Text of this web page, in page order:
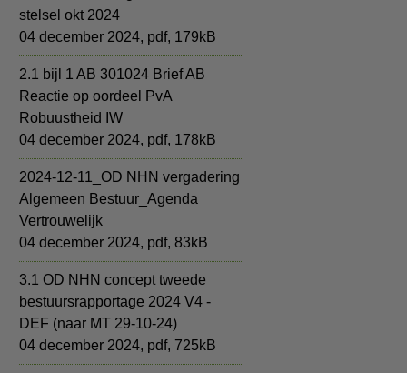
stelsel okt 2024
04 december 2024, pdf, 179kB
2.1 bijl 1 AB 301024 Brief AB
Reactie op oordeel PvA
Robuustheid IW
04 december 2024, pdf, 178kB
2024-12-11_OD NHN vergadering
Algemeen Bestuur_Agenda
Vertrouwelijk
04 december 2024, pdf, 83kB
3.1 OD NHN concept tweede
bestuursrapportage 2024 V4 -
DEF (naar MT 29-10-24)
04 december 2024, pdf, 725kB